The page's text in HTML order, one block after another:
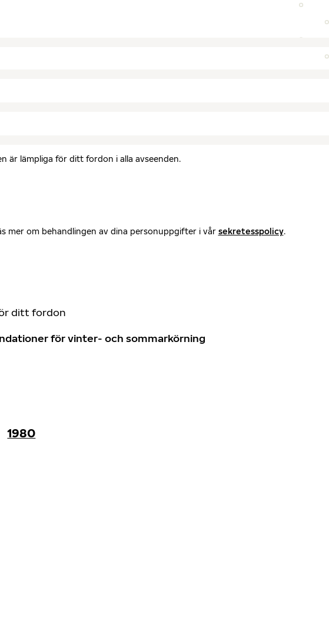
är lämpliga för ditt fordon i alla avseenden.
mer om behandlingen av dina personuppgifter i vår sekretesspolicy.
ditt fordon
för vinter- och sommarkörning
1980